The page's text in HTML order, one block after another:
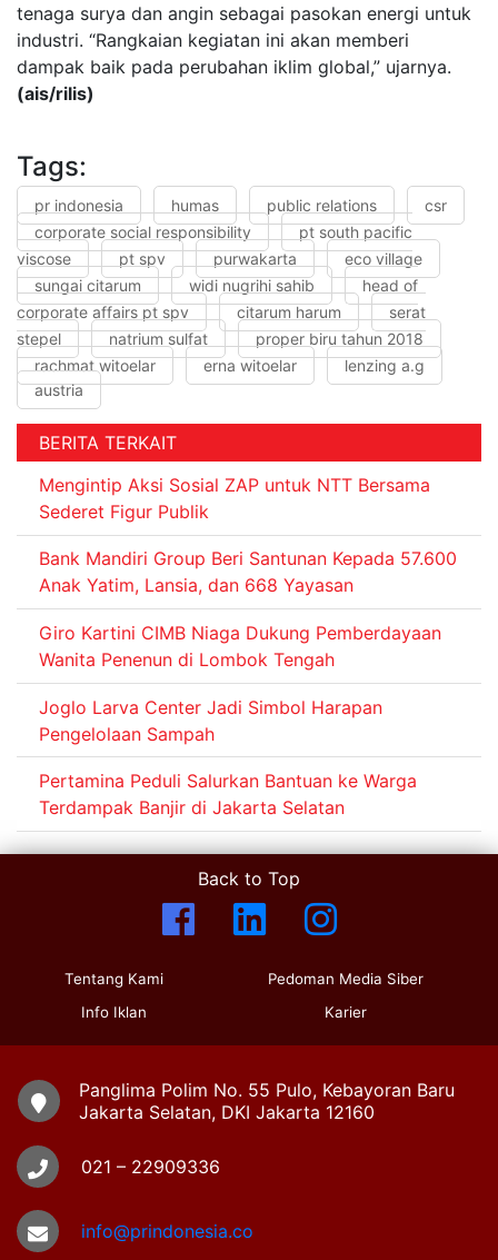
tenaga surya dan angin sebagai pasokan energi untuk
industri. “Rangkaian kegiatan ini akan memberi
dampak baik pada perubahan iklim global,” ujarnya.
(ais/rilis)
Tags:
pr indonesia humas public relations
csr
corporate social responsibility
pt south pacific
viscose
pt spv purwakarta
eco village
sungai citarum
widi nugrihi sahib
head of
corporate affairs pt spv
citarum harum
serat
stepel
natrium sulfat
proper biru tahun 2018
rachmat witoelar
erna witoelar
lenzing a.g
austria
BERITA TERKAIT
Mengintip Aksi Sosial ZAP untuk NTT Bersama
Sederet Figur Publik
Bank Mandiri Group Beri Santunan Kepada 57.600
Anak Yatim, Lansia, dan 668 Yayasan
Giro Kartini CIMB Niaga Dukung Pemberdayaan
Wanita Penenun di Lombok Tengah
Joglo Larva Center Jadi Simbol Harapan
Pengelolaan Sampah
Pertamina Peduli Salurkan Bantuan ke Warga
Terdampak Banjir di Jakarta Selatan
Back to Top
Tentang Kami
Info Iklan
Pedoman Media Siber
Karier
Panglima Polim No. 55 Pulo, Kebayoran Baru
Jakarta Selatan, DKI Jakarta 12160
021 – 22909336
info@prindonesia.co